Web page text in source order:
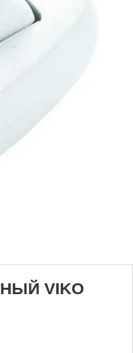
VIKO